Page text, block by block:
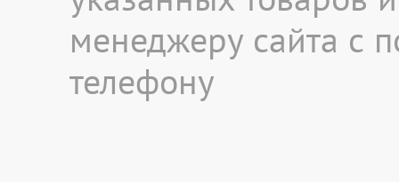
менеджеру сайта с
телефону